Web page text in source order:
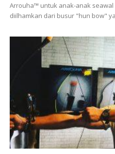
Arrouha™ untuk anak-anak
diilhamkan dari busur "hun bow"